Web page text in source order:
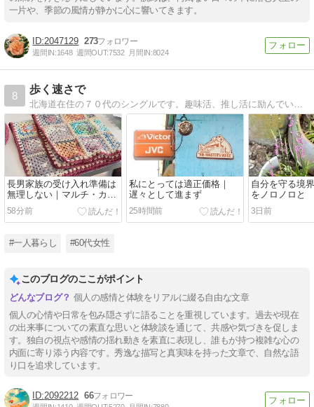
一片や、季節の風情が静かに心に響いてきます。
2047129 273
週間IN:1648 週間OUT:7532 月間IN:8024
8
歩く速さで
長男家族の受け入れ準備は
無理しない｜マルチ・カバ
ーが完成
58分前
私にとっては適正価格｜
遅々として進まず
25時間前
自分を守る境
をノロノロと
3日前
#一人暮らし #60代女性
このブログのここがポイント
個人の感情と体験をリアルに綴る自由な文章
個人の心情や日常を包み隠さずに語ることを重視しています。過去や現在
の出来事についての素直な思いと体験談を通じて、共感や気づきを促しま
す。独自の視点や感情の揺れ動きを素直に表現し、誰もが持つ複雑な心の
内面に寄り添う内容です。秀逸な描写と真実味を持った文章で、自然な語
り口を追求しています。
2092212 66